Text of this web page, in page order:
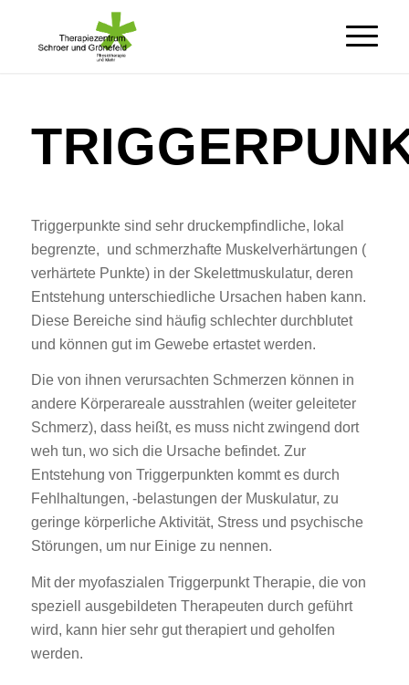
Triggerpunkte sind sehr druckempfindliche, lokal
begrenzte, und schmerzhafte Muskelverhärtungen (
verhärtete Punkte) in der Skelettmuskulatur, deren
Entstehung unterschiedliche Ursachen haben kann.
Diese Bereiche sind häufig schlechter durchblutet
und können gut im Gewebe ertastet werden.
Die von ihnen verursachten Schmerzen können in
andere Körperareale ausstrahlen (weiter geleiteter
Schmerz), dass heißt, es muss nicht zwingend dort
weh tun, wo sich die Ursache befindet. Zur
Entstehung von Triggerpunkten kommt es durch
Fehlhaltungen, -belastungen der Muskulatur, zu
geringe körperliche Aktivität, Stress und psychische
Störungen, um nur Einige zu nennen.
Mit der myofaszialen Triggerpunkt Therapie, die von
speziell ausgebildeten Therapeuten durch geführt
wird, kann hier sehr gut therapiert und geholfen
werden.